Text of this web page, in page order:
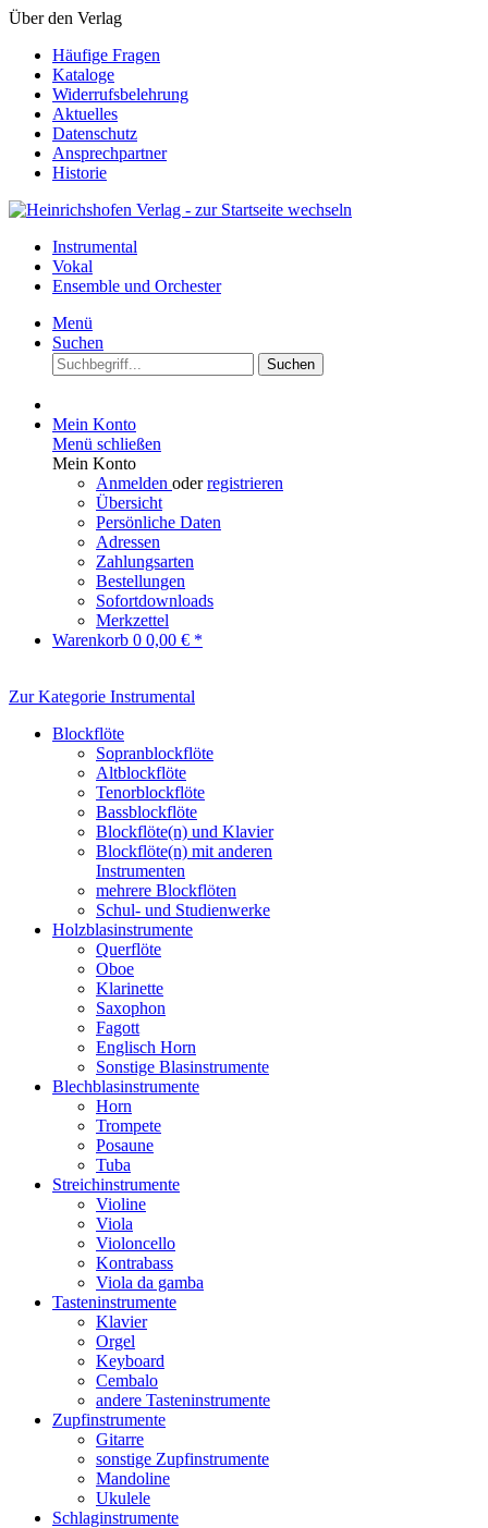
Über den Verlag
Häufige Fragen
Kataloge
Widerrufsbelehrung
Aktuelles
Datenschutz
Ansprechpartner
Historie
Instrumental
Vokal
Ensemble und Orchester
Menü
Suchen
Suchen
Mein Konto
Menü schließen
Mein Konto
Anmelden oderregistrieren
Übersicht
Persönliche Daten
Adressen
Zahlungsarten
Bestellungen
Sofortdownloads
Merkzettel
Warenkorb 0 0,00 € *
Zur Kategorie Instrumental
Blockflöte
Sopranblockflöte
Altblockflöte
Tenorblockflöte
Bassblockflöte
Blockflöte(n) und Klavier
Blockflöte(n) mit anderen
Instrumenten
mehrere Blockflöten
Schul- und Studienwerke
Holzblasinstrumente
Querflöte
Oboe
Klarinette
Saxophon
Fagott
Englisch Horn
Sonstige Blasinstrumente
Blechblasinstrumente
Horn
Trompete
Posaune
Tuba
Streichinstrumente
Violine
Viola
Violoncello
Kontrabass
Viola da gamba
Tasteninstrumente
Klavier
Orgel
Keyboard
Cembalo
andere Tasteninstrumente
Zupfinstrumente
Gitarre
sonstige Zupfinstrumente
Mandoline
Ukulele
Schlaginstrumente